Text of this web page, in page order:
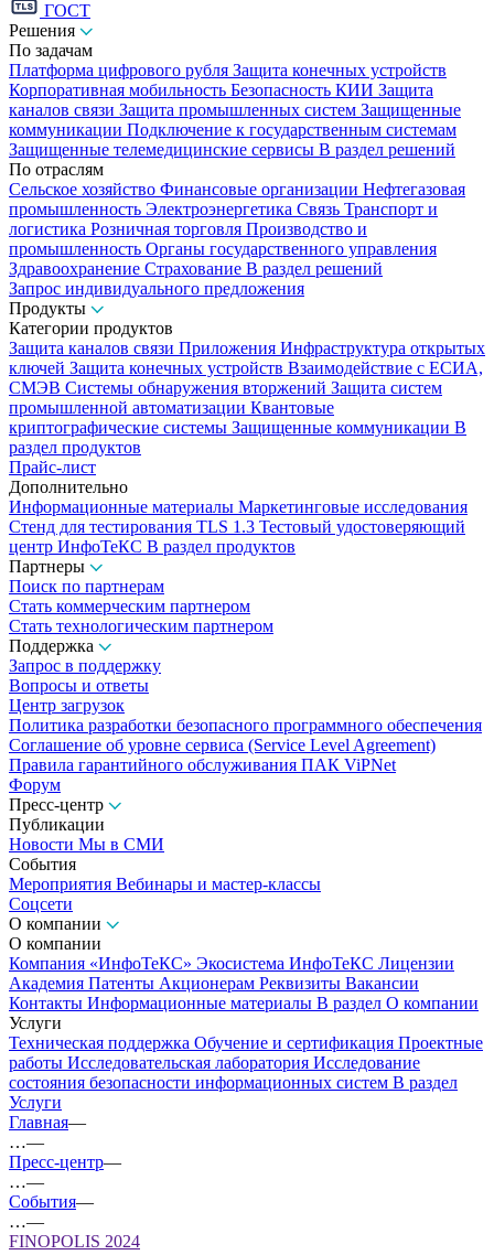
ГОСТ
Решения
По задачам
Платформа цифрового рубля Защита конечных устройств
Корпоративная мобильность Безопасность КИИ Защита
каналов связи Защита промышленных систем Защищенные
коммуникации Подключение к государственным системам
Защищенные телемедицинские сервисы В раздел решений
По отраслям
Сельское хозяйство Финансовые организации Нефтегазовая
промышленность Электроэнергетика Связь Транспорт и
логистика Розничная торговля Производство и
промышленность Органы государственного управления
Здравоохранение Страхование В раздел решений
Запрос индивидуального предложения
Продукты
Категории продуктов
Защита каналов связи Приложения Инфраструктура открытых
ключей Защита конечных устройств Взаимодействие с ЕСИА,
СМЭВ Системы обнаружения вторжений Защита систем
промышленной автоматизации Квантовые
криптографические системы Защищенные коммуникации В
раздел продуктов
Прайс-лист
Дополнительно
Информационные материалы Маркетинговые исследования
Стенд для тестирования TLS 1.3 Тестовый удостоверяющий
центр ИнфоТеКС В раздел продуктов
Партнеры
Поиск по партнерам
Стать коммерческим партнером
Стать технологическим партнером
Поддержка
Запрос в поддержку
Вопросы и ответы
Центр загрузок
Политика разработки безопасного программного обеспечения
Соглашение об уровне сервиса (Service Level Agreement)
Правила гарантийного обслуживания ПАК ViPNet
Форум
Пресс-центр
Публикации
Новости Мы в СМИ
События
Мероприятия Вебинары и мастер-классы
Соцсети
О компании
О компании
Компания «ИнфоТеКС» Экосистема ИнфоТеКС Лицензии
Академия Патенты Акционерам Реквизиты Вакансии
Контакты Информационные материалы В раздел О компании
Услуги
Техническая поддержка Обучение и сертификация Проектные
работы Исследовательская лаборатория Исследование
состояния безопасности информационных систем В раздел
Услуги
Главная—
…—
Пресс-центр—
…—
События—
…—
FINOPOLIS 2024